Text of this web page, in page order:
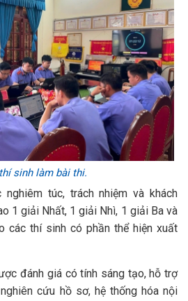
sinh làm bài thi.
túc, trách nhiệm và khách
1 giải Nhất, 1 giải Nhì, 1 giải Ba và
các thí sinh có phần thể hiện xuất
đánh giá có tính sáng tạo, hỗ trợ
cứu hồ sơ, hệ thống hóa nội